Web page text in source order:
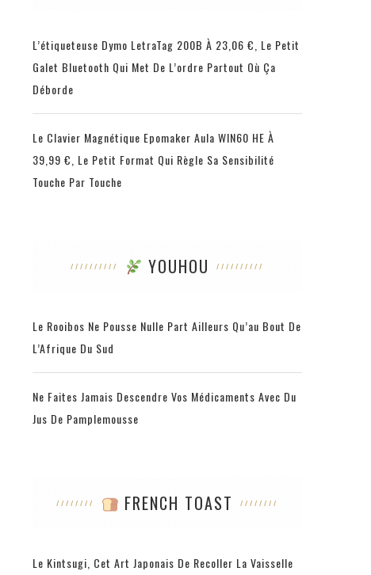
L’étiqueteuse Dymo LetraTag 200B À 23,06 €, Le Petit
Galet Bluetooth Qui Met De L’ordre Partout Où Ça
Déborde
Le Clavier Magnétique Epomaker Aula WIN60 HE À
39,99 €, Le Petit Format Qui Règle Sa Sensibilité
Touche Par Touche
YOUHOU
Le Rooibos Ne Pousse Nulle Part Ailleurs Qu’au Bout De
L’Afrique Du Sud
Ne Faites Jamais Descendre Vos Médicaments Avec Du
Jus De Pamplemousse
FRENCH TOAST
Le Kintsugi, Cet Art Japonais De Recoller La Vaisselle